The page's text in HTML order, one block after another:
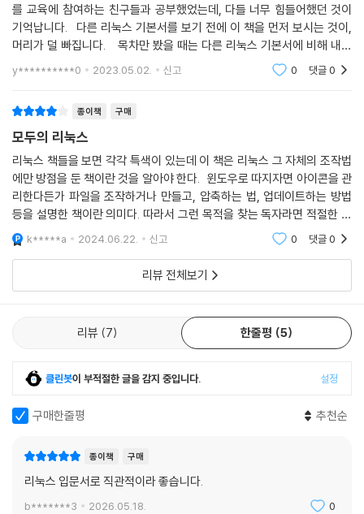
17.1 셸 스크립트 활용하기
17.2 연습 1: 일기 작성 셸 스크립트 만들기
17.3 연습 2: 파일 목록 출력하기
17.4 연습 3: 검색 명령어 만들기
18장 아카이브와 압축
18.2 tar 명령어: 파일 아카이브하기
18.3 gzip 명령어: 파일 압축하기
18.4 bzip2 명령어: 파일 압축하기
19.2 깃 설치와 초기 설정
19.5 커밋 단위와 인덱스
19.6 실수했을 때 복구하기
19.7 브랜치
19.9 2인 이상의 작업
19.10 충돌 해결
19.11 깃 매뉴얼
를 교육에 참여하는 친구들과 공부했었는데, 다들 너무 힘들어했던 것이
기억납니다. 다른 리눅스 기본서를 보기 전에 이 책을 먼저 보시는 것이,
머리가 덜 빠집니다. 목차만 봤을 때는 다른 리눅스 기본서에 비해 내용
이 별로 없다고 생각했지만, 책을 읽어보니 너무 좋았습니다. 감사합니다.
y**********0 2023.05.02. 신고 0 댓글0
종이책 구매
모두의 리눅스
리눅스 책들을 보면 각각 특색이 있는데 이 책은 리눅스 그 자체의 조작법
에만 방점을 둔 책이란 것을 알아야 한다. 윈도우로 따지자면 아이콘을 관
리한다든가 파일을 조작하거나 만들고, 압축하는 법, 업데이트하는 방법
등을 설명한 책이란 의미다. 따라서 그런 목적을 찾는 독자라면 적절한 선
택이라 할 수 있다. 다만, 그 정도의 기능 치고는 책값이 비싼 편이라 생각
한다.
k*****a 2024.06.22. 신고 0 댓글0
리뷰 전체보기
리뷰 7 한줄평 5
클린봇이 부적절한 글을 감지 중입니다. 설정
구매한줄평 추천순
종이책 구매
리눅스 입문서로 직관적이라 좋습니다.
b*******3 2026.05.18. 0